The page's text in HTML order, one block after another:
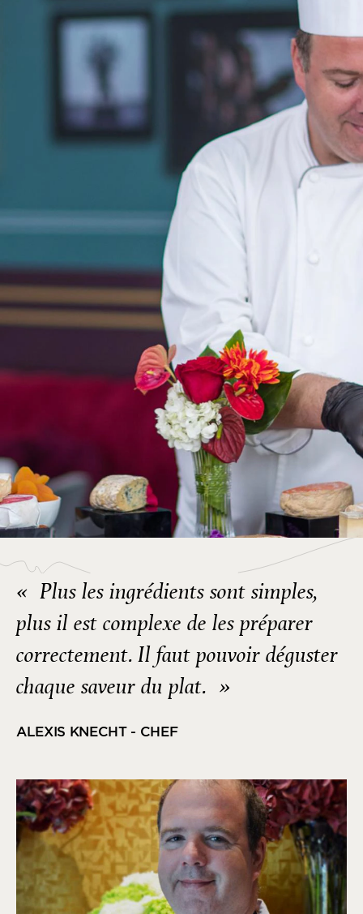
« Plus les ingrédients sont simples,
plus il est complexe de les préparer
correctement. Il faut pouvoir déguster
chaque saveur du plat. »
ALEXIS KNECHT - CHEF